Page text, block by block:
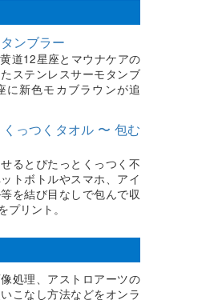
ンブラー
道12星座とマウナケアの
ステンレスサーモタンブ
に新色モカブラウンが追
っつくタオル 〜 包む
るとぴたっとくっつく不
トボトルやスマホ、アイ
を結び目なしで包んで収
リント。
処理、アストロアーツの
こなし方法などをオンラ